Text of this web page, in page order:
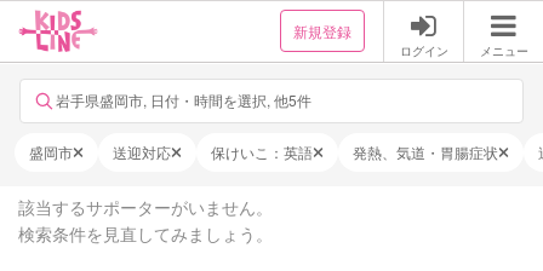
新規登録
ログイン メニュー
岩手県盛岡市, 日付・時間を選択, 他5件
盛岡市 送迎対応 保けいこ：英語 発熱、気道・胃腸症状
該当するサポーターがいません。
検索条件を見直してみましょう。